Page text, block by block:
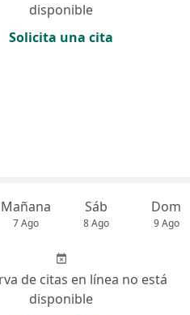
disponible
Solicita una cita
Mañana
7 Ago
Sáb
8 Ago
Dom
9 Ago
de citas en línea no está
disponible